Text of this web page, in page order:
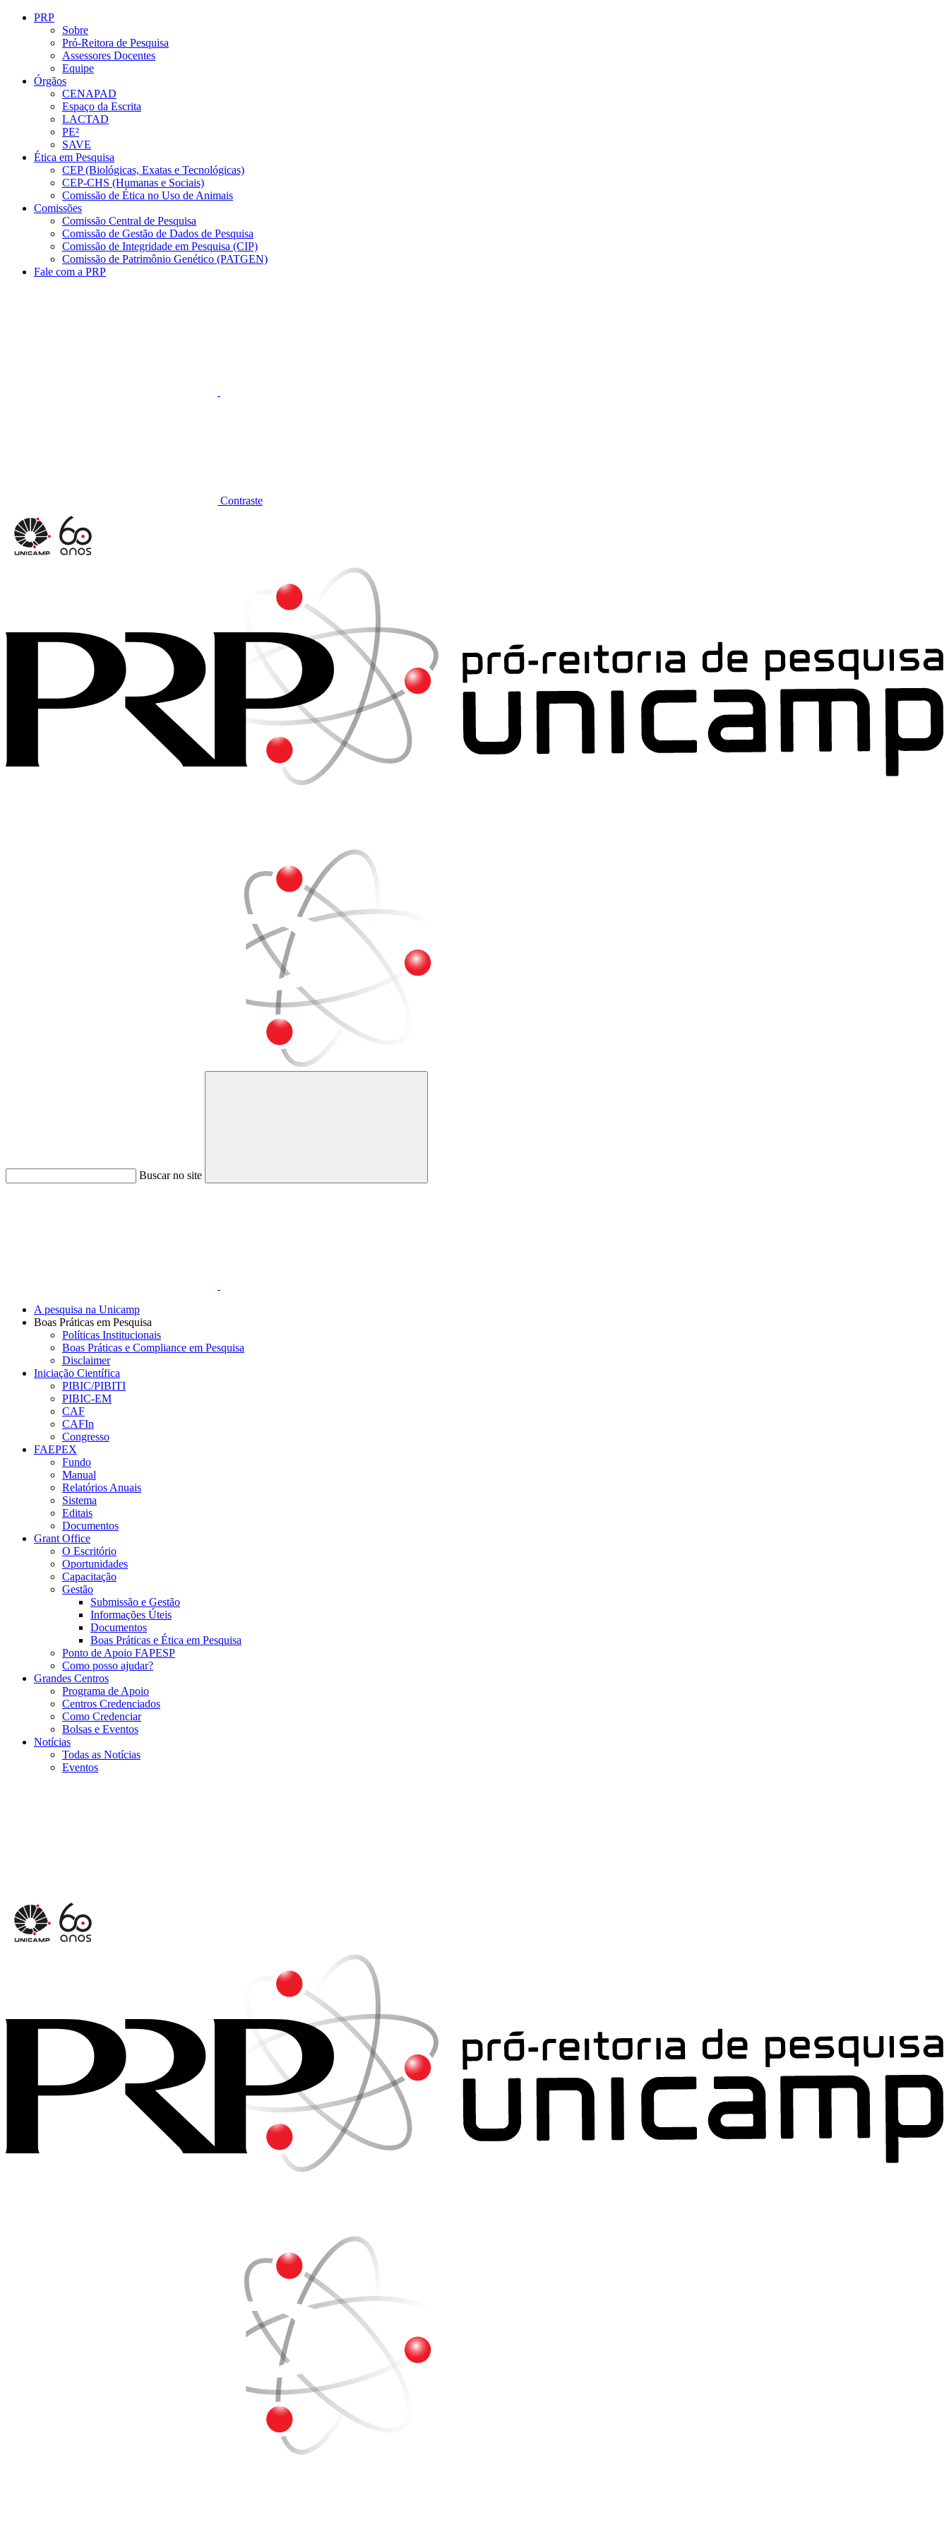
Conteúdo principal
PRP
Sobre
Pró-Reitora de Pesquisa
Assessores Docentes
Equipe
Órgãos
CENAPAD
Espaço da Escrita
LACTAD
PE²
SAVE
Ética em Pesquisa
CEP (Biológicas, Exatas e Tecnológicas)
CEP-CHS (Humanas e Sociais)
Comissão de Ética no Uso de Animais
Comissões
Comissão Central de Pesquisa
Comissão de Gestão de Dados de Pesquisa
Comissão de Integridade em Pesquisa (CIP)
Comissão de Patrimônio Genético (PATGEN)
Fale com a PRP
Contraste
Buscar no site
Buscar
A pesquisa na Unicamp
Boas Práticas em Pesquisa
Políticas Institucionais
Boas Práticas e Compliance em Pesquisa
Disclaimer
Iniciação Científica
PIBIC/PIBITI
PIBIC-EM
CAF
CAFIn
Congresso
FAEPEX
Fundo
Manual
Relatórios Anuais
Sistema
Editais
Documentos
Grant Office
O Escritório
Oportunidades
Capacitação
Gestão
Submissão e Gestão
Informações Úteis
Documentos
Boas Práticas e Ética em Pesquisa
Ponto de Apoio FAPESP
Como posso ajudar?
Grandes Centros
Programa de Apoio
Centros Credenciados
Como Credenciar
Bolsas e Eventos
Notícias
Todas as Notícias
Eventos